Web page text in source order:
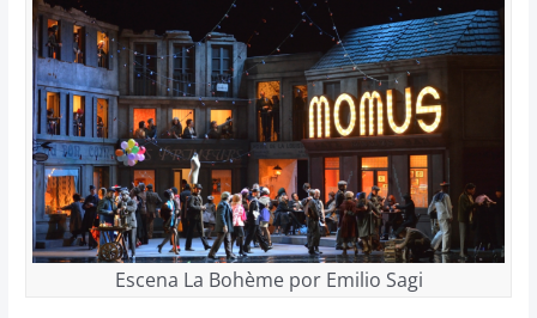
Escena La Bohème por Emilio Sagi